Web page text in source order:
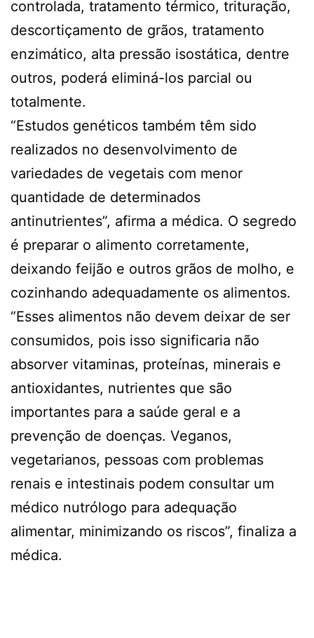
controlada, tratamento térmico, trituração,
descortiçamento de grãos, tratamento
enzimático, alta pressão isostática, dentre
outros, poderá eliminá-los parcial ou
totalmente.
“Estudos genéticos também têm sido
realizados no desenvolvimento de
variedades de vegetais com menor
quantidade de determinados
antinutrientes”, afirma a médica. O segredo
é preparar o alimento corretamente,
deixando feijão e outros grãos de molho, e
cozinhando adequadamente os alimentos.
“Esses alimentos não devem deixar de ser
consumidos, pois isso significaria não
absorver vitaminas, proteínas, minerais e
antioxidantes, nutrientes que são
importantes para a saúde geral e a
prevenção de doenças. Veganos,
vegetarianos, pessoas com problemas
renais e intestinais podem consultar um
médico nutrólogo para adequação
alimentar, minimizando os riscos”, finaliza a
médica.